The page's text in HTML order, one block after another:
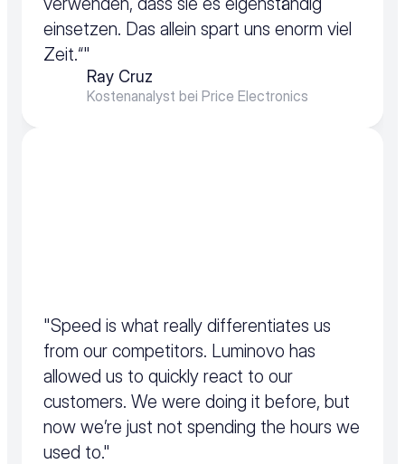
einsetzen. Das allein spart uns enorm viel
Zeit.“"
Ray Cruz
Kostenanalyst bei Price Electronics
"Speed is what really differentiates us
from our competitors. Luminovo has
allowed us to quickly react to our
customers. We were doing it before, but
now we’re just not spending the hours we
used to."